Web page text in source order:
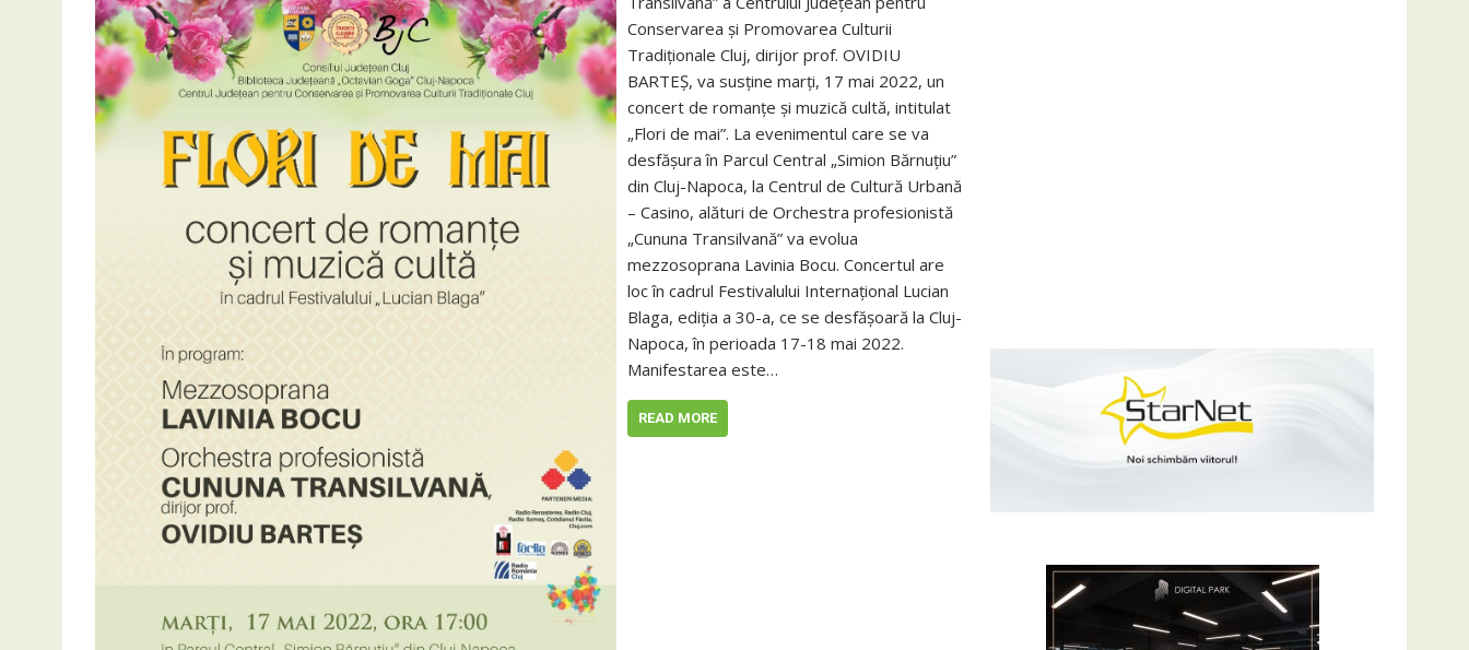
Conservarea și Promovarea Culturii
Tradiționale Cluj, dirijor prof. OVIDIU
BARTEȘ, va susține marți, 17 mai 2022, un
concert de romanțe și muzică cultă, intitulat
„Flori de mai”. La evenimentul care se va
desfășura în Parcul Central „Simion Bărnuțiu”
din Cluj-Napoca, la Centrul de Cultură Urbană
– Casino, alături de Orchestra profesionistă
„Cununa Transilvană” va evolua
mezzosoprana Lavinia Bocu. Concertul are
loc în cadrul Festivalului Internațional Lucian
Blaga, ediția a 30-a, ce se desfășoară la Cluj-
Napoca, în perioada 17-18 mai 2022.
Manifestarea este…
READ MORE